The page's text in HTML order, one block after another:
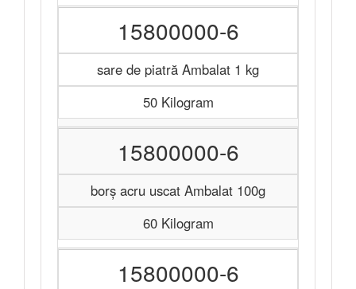
15800000-6
sare de piatră Ambalat 1 kg
50 Kilogram
15800000-6
borș acru uscat Ambalat 100g
60 Kilogram
15800000-6